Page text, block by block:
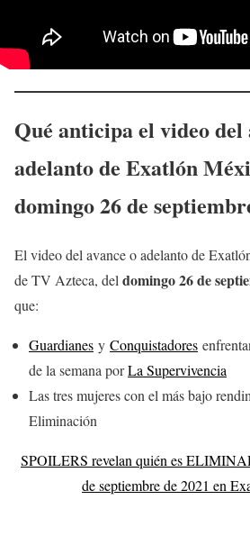
Qué anticipa el video del
adelanto de Exatlón
domingo 26de septiembr
El video del avance o adelanto de
de TV Azteca, del domingo 26de
que:
Guardianes y Conquistadores
de la semana porLa Supervivencia
Las tres mujeres con el más bajo
Eliminación
SPOILERS revelan quién es
de septiembre de 2021 en